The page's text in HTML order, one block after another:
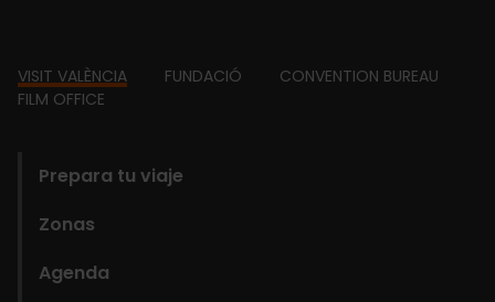
Footer
VISIT VALÈNCIA FUNDACIÓ
CONVENTION BUREAU
FILM OFFICE
Prepara tu viaje
Zonas
Agenda